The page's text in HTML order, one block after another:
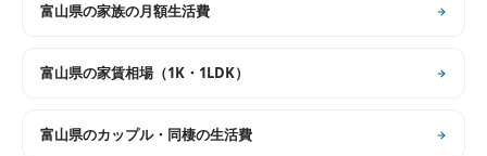
富山県の家族の月額生活費
富山県の家賃相場（1K・1LDK）
富山県のカップル・同棲の生活費